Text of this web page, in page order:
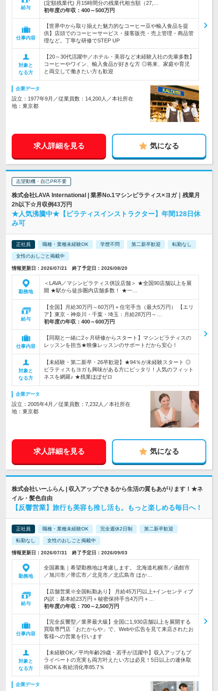
給与
(定額残業代) 月15時間分の残業代相当額（27,…
初年度の年収： 400～500万円
仕事内容
【世界中から取り揃えた魅力的なコーヒー豆や輸入食品を提
供】店頭でのコーヒーサービス・接客販売・売上管理・商品管
理など。丁寧な研修でSTEP UP
対象と
なる方
【20～30代活躍中／ホテル・美容など未経験入社の先輩多数】
コーヒーやワイン、輸入食品が好きな方 ◎将来、家庭や育児
と両立して働きたい方も歓迎
企業データ
設立：1977年9月／従業員数：14,200人／本社所在
地：東京都
求人詳細を見る 気になる
志望動機・自己PR不要
株式会社LAVA International | 業界No.1マシンピラティス×ヨガ｜残業月
2h以下☆月収例43万円
★人気沸騰中★【ピラティスインストラクター】年間128日休
み可
正社員 職種・業種未経験OK 学歴不問 第二新卒歓迎 転勤なし
女性のおしごと掲載中
情報更新日：2026/07/21 終了予定日：2026/08/20
勤務地
＜LAVA／マシンピラティス併設店舗＞ ★全国90店舗以上を展
開 ★駅から徒歩圏内店舗多数！ ★一…
給与
【全国】月給30万円～60万円＋住宅手当（最大5万円） 【エリ
ア】東京・神奈川・千葉・埼玉：月給28万円～…
初年度の年収： 400～600万円
仕事内容
【同期と一緒に2ヶ月研修からスタート】マシンピラティスの
レッスンを担当★映像レッスンのサポートだから安心！
対象と
なる方
【未経験・第二新卒・26卒歓迎】★94％が未経験スタート ◎
ピラティスもヨガも興味がある方にピッタリ！人気のフィット
ネスを網羅♪ ★残業ほぼゼロ
企業データ
設立：2005年4月／従業員数：7,232人／本社所在
地：東京都
求人詳細を見る 気になる
株式会社いーふらん | 収入アップできるから生活の質もあがります！★ネ
イル・髪色自由
【反響営業】旅行も美容も推し活も。もっと楽しめる毎日へ！
正社員 職種・業種未経験OK 完全週休2日制 第二新卒歓迎
転勤なし 女性のおしごと掲載中
情報更新日：2026/07/31 終了予定日：2026/09/03
勤務地
全国募集｜希望勤務地は考慮します。 北海道札幌市／函館市
／旭川市／帯広市／北見市／北広島市 ほか…
給与
【店舗営業※全国転勤あり】 月給45万円以上+インセンティブ
内訳：基本給23万円＋秘密保持手当4万円＋…
初年度の年収： 700～2,500万円
仕事内容
【完全反響型／業界最大級】全国に1,930店舗以上を展開する
買取専門店「おたからや」で、Webや広告を見て来店されたお
客様への営業を行います
対象と
なる方
【未経験OK／平均年齢29歳・若手が活躍中】収入アップもプ
ライベートの充実も両方叶えたい方は必見！5日以上の連休取
得OK＆有給消化率85.7％
企業データ